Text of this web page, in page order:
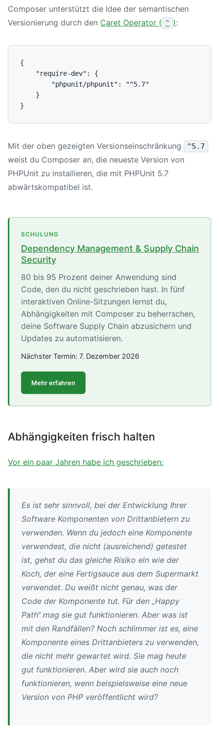
Composer unterstützt die Idee der semantischen
Versionierung durch den Caret Operator ( ^ ):
{
    "require-dev": {
        "phpunit/phpunit": "^5.7"
    }
Mit der oben gezeigten Versionseinschränkung ^5.7
weist du Composer an, die neueste Version von
PHPUnit zu installieren, die mit PHPUnit 5.7
abwärtskompatibel ist.
SCHULUNG
Dependency Management & Supply Chain
Security
80 bis 95 Prozent deiner Anwendung sind
Code, den du nicht geschrieben hast. In fünf
interaktiven Online-Sitzungen lernst du,
Abhängigkeiten mit Composer zu beherrschen,
deine Software Supply Chain abzusichern und
Updates zu automatisieren.
Nächster Termin: 7. Dezember 2026
Mehr erfahren
Abhängigkeiten frisch halten
Vor ein paar Jahren habe ich geschrieben:
Es ist sehr sinnvoll, bei der Entwicklung Ihrer
Software Komponenten von Drittanbietern zu
verwenden. Wenn du jedoch eine Komponente
verwendest, die nicht (ausreichend) getestet
ist, gehst du das gleiche Risiko ein wie der
Koch, der eine Fertigsauce aus dem Supermarkt
verwendet. Du weißt nicht genau, was der
Code der Komponente tut. Für den „Happy
Path“ mag sie gut funktionieren. Aber was ist
mit den Randfällen? Noch schlimmer ist es, eine
Komponente eines Drittanbieters zu verwenden,
die nicht mehr gewartet wird. Sie mag heute
gut funktionieren. Aber wird sie auch noch
funktionieren, wenn beispielsweise eine neue
Version von PHP veröffentlicht wird?